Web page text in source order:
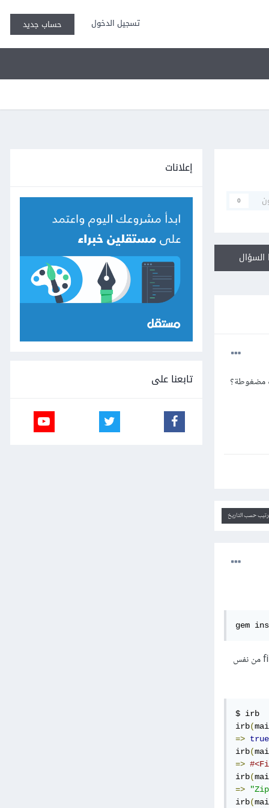
تسجيل الدخول حساب جديد
0
حسب التاريخ
gem
ومن ثم نستدعي الوحدة ونستخدمها في الحصول على معلومات حول نوع الملف الذي قمنا بتمريره إلى تابع file من نفس
$ irb
irb(
=> true
irb(
=>
irb(
=>
irb(
إعلانات
تابعنا على